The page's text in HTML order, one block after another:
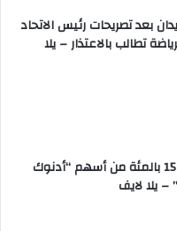
بعد تصريحات رئيس الاتحاد
تطالب بالاعتذار – يلا
أدنوك تعتزم طرح 15 بالمئة من أسهم “أدنوك
– يلا لايف